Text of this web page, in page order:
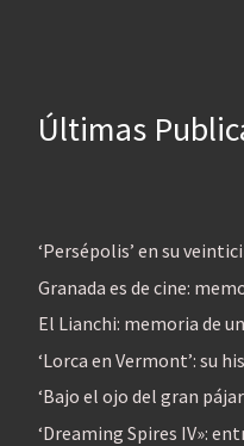
Últimas
‘Persépolis’ en su
Granada es de cine:
El Lianchi: memoria de
‘Lorca en Vermont’: su
‘Bajo el ojo del gran
‘Dreaming Spires IV»: